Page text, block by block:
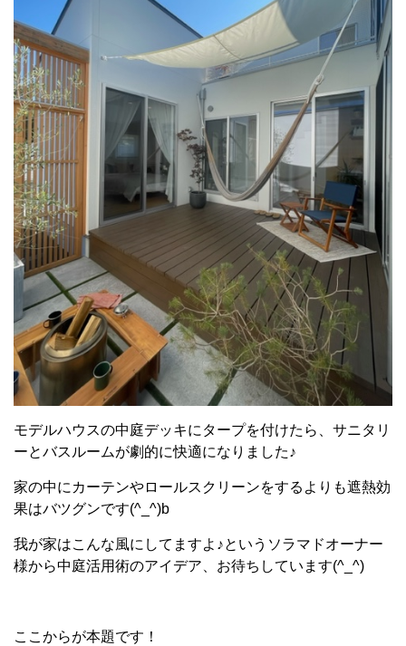
モデルハウスの中庭デッキにタープを付けたら、サニタリ
ーとバスルームが劇的に快適になりました♪
家の中にカーテンやロールスクリーンをするよりも遮熱効
果はバツグンです(^_^)b
我が家はこんな風にしてますよ♪というソラマドオーナー
様から中庭活用術のアイデア、お待ちしています(^_^)
ここからが本題です！